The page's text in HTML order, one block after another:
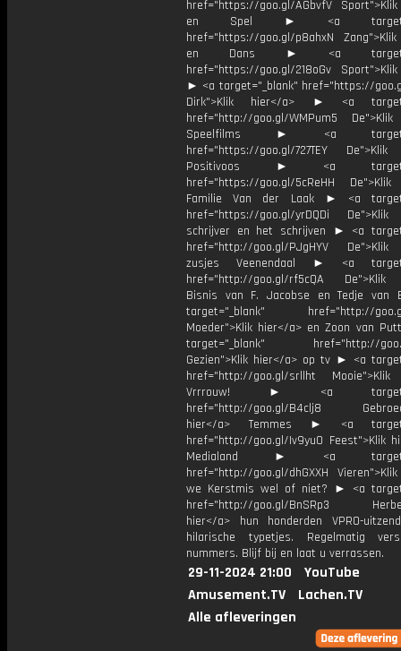
href="https://goo.gl/AGbvfV
en Spel ► <a
href="https://goo.gl/p8ahxN
en Dans ► <a
href="https://goo.gl/218oGv
► <a target="_blank" href="https://
Dirk">Klik hier</a> ► <a
href="http://goo.gl/WMPum5
Speelfilms ► <a
href="https://goo.gl/727TEY
Positivoos ► <a
href="https://goo.gl/5cReHH
Familie Van der Laak ► <a
href="https://goo.gl/yrDQDi
schrijver en het schrijven ► <a
href="http://goo.gl/PJgHYV
zusjes Veenendaal ► <a
href="http://goo.gl/rf5cQA De">Klik
Bisnis van F. Jacobse en Tedje
target="_blank" href="http://goo.gl/
Moeder">Klik hier</a> en Zoon van
target="_blank" href="http://
Gezien">Klik hier</a> op tv ► <a
href="http://goo.gl/srllht
Vrrrouw! ► <a
href="http://goo.gl/B4clj8
hier</a> Temmes ► <a
href="http://goo.gl/Iv9yu0 Feest">Klik
Medialand ► <a
href="http://goo.gl/dhGXXH
we Kerstmis wel of niet? ► <a
href="http://goo.gl/BnSRp3
hier</a> hun honderden VPRO-
hilarische typetjes. Regelmatig
nummers. Blijf bij en laat u verrassen.
29-11-2024 21:00
YouTube
Amusement.TV
Lachen.TV
Alle afleveringen